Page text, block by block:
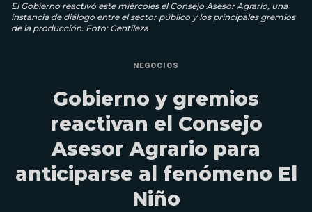
El Gobierno reactivó este miércoles el Consejo Asesor Agrario, una
instancia de diálogo entre el sector público y los principales gremios
de la producción. Foto: Gentileza
NEGOCIOS
Gobierno y gremios
reactivan el Consejo
Asesor Agrario para
anticiparse al fenómeno El
Niño